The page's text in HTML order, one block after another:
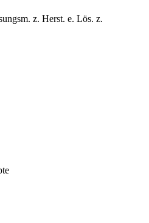
z. Herst. e. Lös. z.